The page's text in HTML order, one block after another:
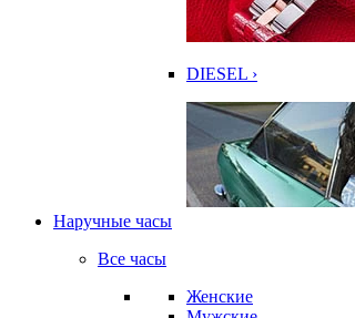
DIESEL ›
Наручные часы
Все часы
Женские